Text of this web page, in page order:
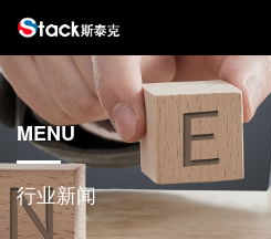
MENU
行业新闻